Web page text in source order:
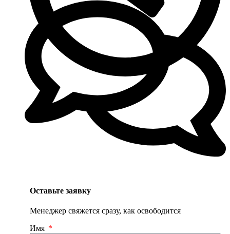
Оставьте заявку
Менеджер свяжется сразу, как освободится
Имя